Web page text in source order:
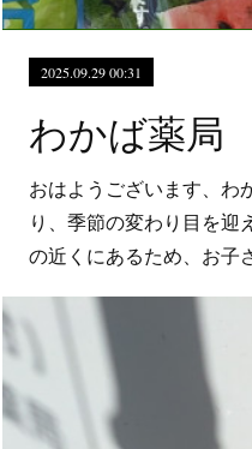
2025.09.29 00:31
おはようございます、わ
り、季節の変わり目を迎
の近くにあるため、お